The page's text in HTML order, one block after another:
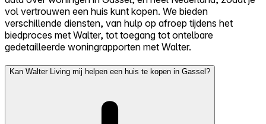
vol vertrouwen een huis kunt kopen. We bieden
verschillende diensten, van hulp op afroep tijdens het
biedproces met Walter, tot toegang tot ontelbare
gedetailleerde woningrapporten met Walter.
Kan Walter Living mij helpen een huis te kopen in Gassel?